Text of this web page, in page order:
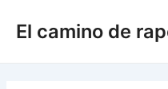
El camino de